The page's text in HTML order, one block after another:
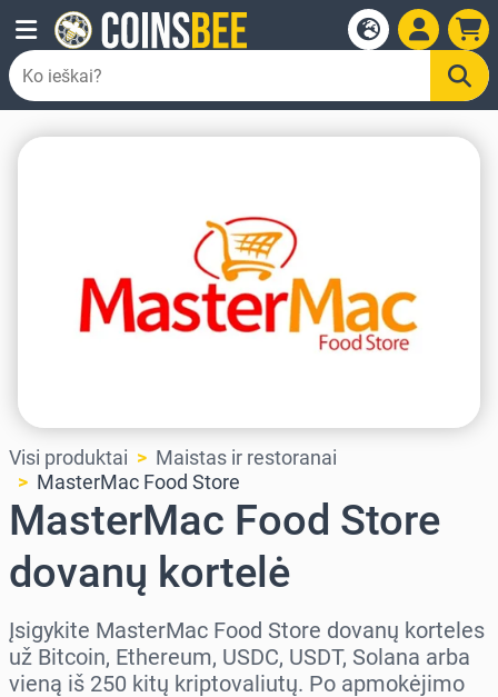
Visi produktai
Maistas ir restoranai
MasterMac Food Store
MasterMac Food Store
dovanų kortelė
Įsigykite MasterMac Food Store dovanų korteles
už Bitcoin, Ethereum, USDC, USDT, Solana arba
vieną iš 250 kitų kriptovaliutų. Po apmokėjimo